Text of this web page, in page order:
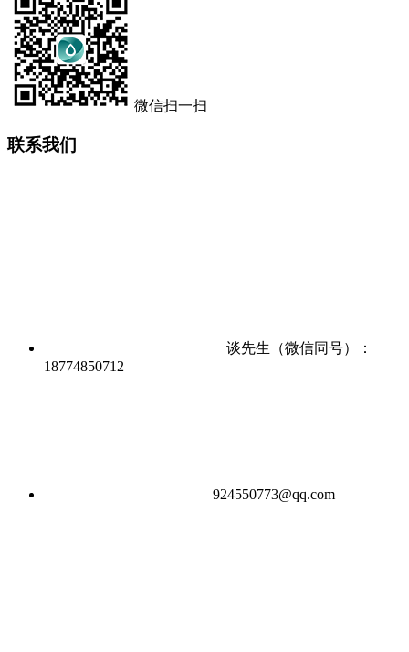
微信扫一扫
联系我们
谈先生（微信同号）：
18774850712
924550773@qq.com